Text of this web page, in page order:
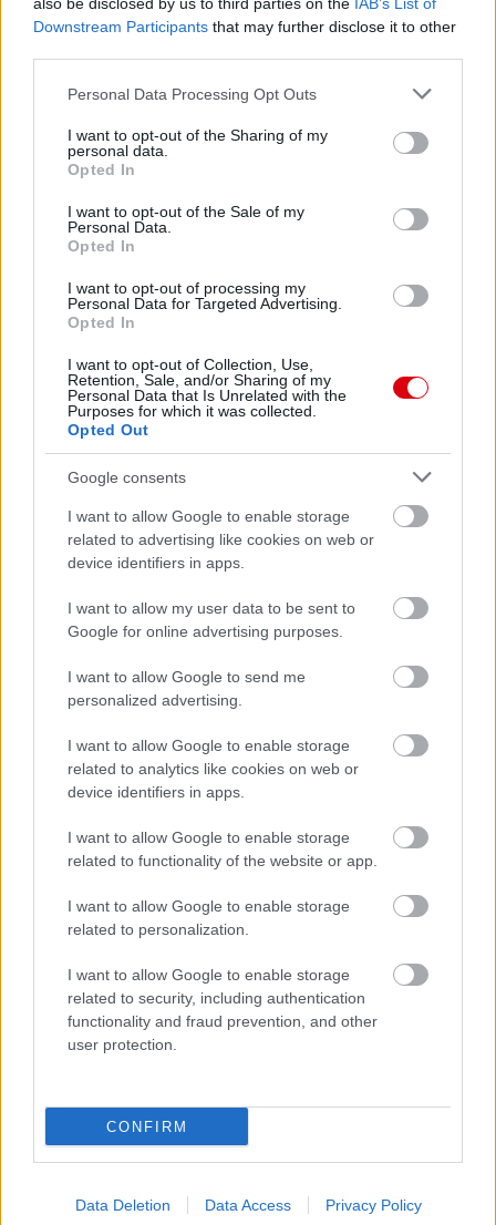
Downstream Participants that may further disclose it to other
Please note that this website/app uses one or more Google
not limited to your visit or usage behaviour. You may click to
grant or deny consent to Google and its third-party tags to
use your data for below specified purposes in below Google
consent section.
Personal Data Processing Opt Outs
I want to opt-out of the Sharing of my
personal data.
Opted In
I want to opt-out of the Sale of my
Personal Data.
Opted In
I want to opt-out of processing my
Personal Data for Targeted Advertising.
Opted In
I want to opt-out of Collection, Use,
Retention, Sale, and/or Sharing of my
Personal Data that Is Unrelated with the
Purposes for which it was collected.
Opted Out
Google consents
I want to allow Google to enable storage
related to advertising like cookies on web or
device identifiers in apps.
I want to allow my user data to be sent to
Google for online advertising purposes.
I want to allow Google to send me
personalized advertising.
I want to allow Google to enable storage
related to analytics like cookies on web or
device identifiers in apps.
I want to allow Google to enable storage
related to functionality of the website or app.
I want to allow Google to enable storage
related to personalization.
I want to allow Google to enable storage
related to security, including authentication
functionality and fraud prevention, and other
user protection.
CONFIRM
Data Deletion Data Access Privacy Policy
Meccs Center
Paris Saint-Germainvs
Manchester United
Felkészülési szezon 4. mérkőzés
2026-08-08 17:00
AC MilanvsManchester United2026-08-15 18:00
ELŐZŐ MÉRKŐZÉSEK